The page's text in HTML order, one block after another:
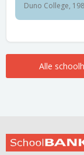
Duno College,
Alle